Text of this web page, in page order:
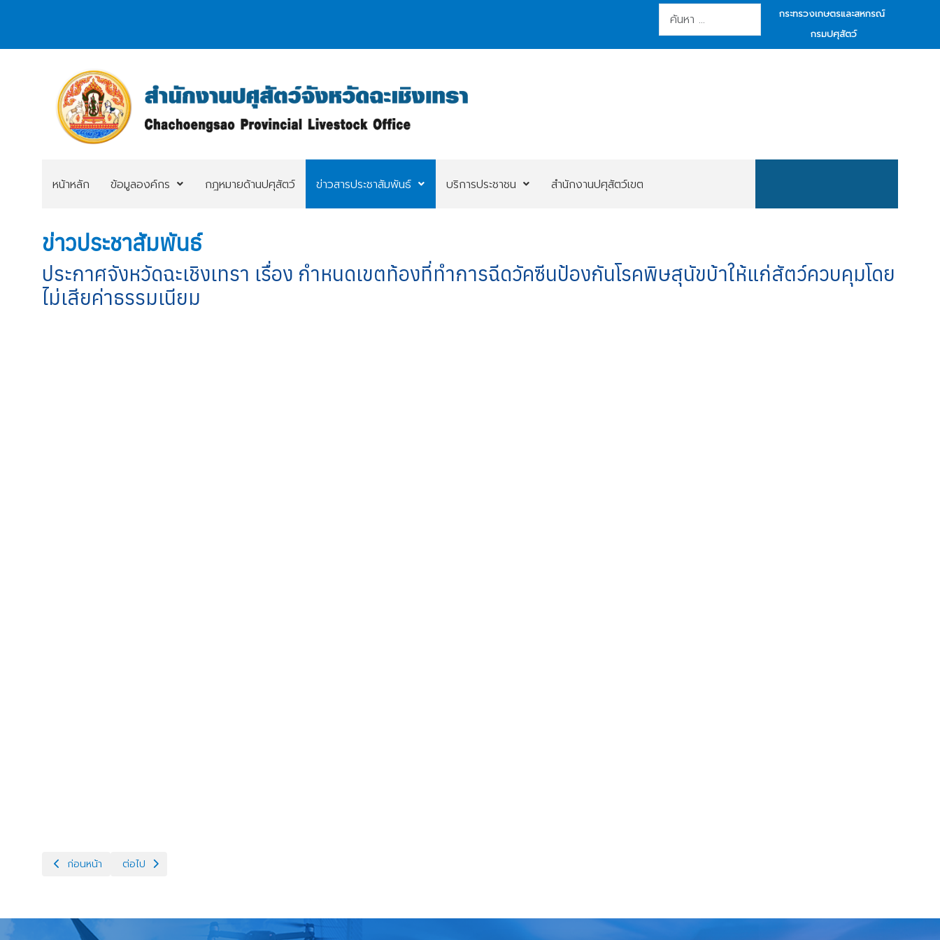
การค้นหา
กระทรวงเกษตรและสหกรณ์
กรมปศุสัตว์
หน้าหลัก ข้อมูลองค์กร กฎหมายด้านปศุสัตว์ ข่าวสารประชาสัมพันธ์ บริการประชาชน สำนักงานปศุสัตว์เขต
ข่าวประชาสัมพันธ์
ประกาศจังหวัดฉะเชิงเทรา เรื่อง กำหนดเขตท้องที่ทำการฉีดวัคซีนป้องกันโรคพิษสุนัขบ้าให้แก่สัตว์ควบคุมโดย
ไม่เสียค่าธรรมเนียม
เนื้อหาก่อนหน้า: รายชื่อสถานที่จำหน่ายไข่สดปลอดภัย ใส่ใจผู้บริโภค (ปศุสัตว์ OK) ในจังหวัดฉะเชิงเทรา
ก่อนหน้า เนื้อหาถัดไป: ศูนย์จิตอาสาช่วยเหลือประชาชนช่วยเร็ว – ถึงพื้นที่จริง – แก้ปัญหาจริง ศูนย์จิตอาสาพระราชทาน เปิดสายด่วน 1510 ตลอด 24 ชั่วโมง
ต่อไป